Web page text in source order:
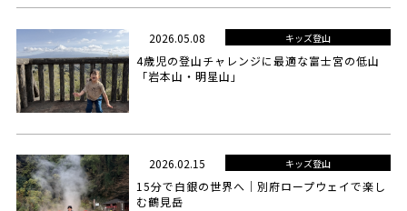
2026.05.08 キッズ登山
4歳児の登山チャレンジに最適な富士宮の低山
「岩本山・明星山」
2026.02.15 キッズ登山
15分で白銀の世界へ｜別府ロープウェイで楽し
む鶴見岳